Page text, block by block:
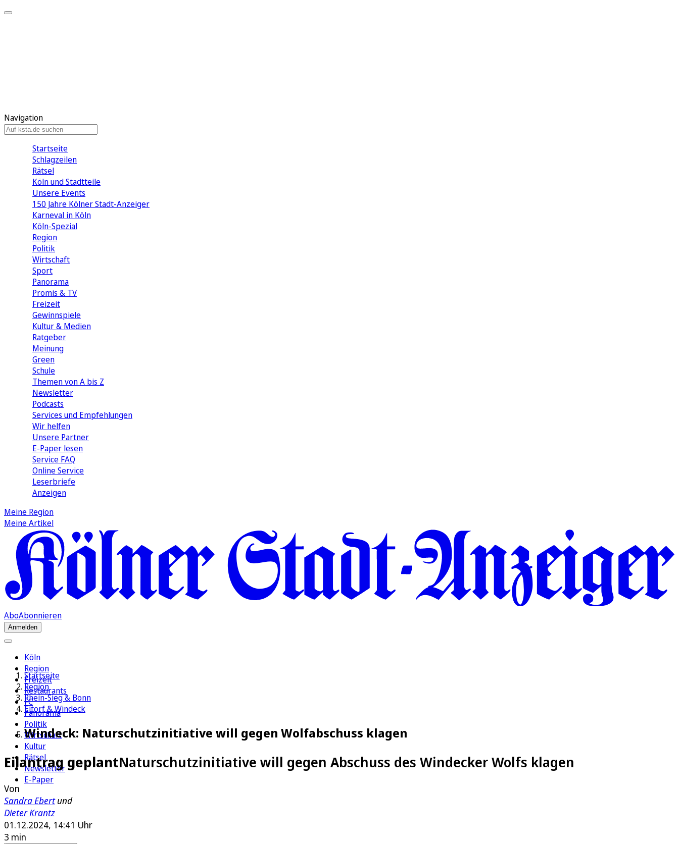
Navigation
Startseite
Schlagzeilen
Rätsel
Köln und Stadtteile
Unsere Events
150 Jahre Kölner Stadt-Anzeiger
Karneval in Köln
Köln-Spezial
Region
Politik
Wirtschaft
Sport
Panorama
Promis & TV
Freizeit
Gewinnspiele
Kultur & Medien
Ratgeber
Meinung
Green
Schule
Themen von A bis Z
Newsletter
Podcasts
Services und Empfehlungen
Wir helfen
Unsere Partner
E-Paper lesen
Service FAQ
Online Service
Leserbriefe
Anzeigen
Meine Region
Meine Artikel
AboAbonnieren
Anmelden
Köln
Region
Freizeit
Restaurants
FC
Panorama
Politik
Wirtschaft
Kultur
Rätsel
Newsletter
E-Paper
Startseite
Region
Rhein-Sieg & Bonn
Eitorf & Windeck
Windeck: Naturschutzinitiative will gegen Wolfabschuss klagen
Eilantrag geplantNaturschutzinitiative will gegen Abschuss des Windecker Wolfs klagen
Von
Sandra Ebertund
Dieter Krantz
01.12.2024, 14:41 Uhr
3 min